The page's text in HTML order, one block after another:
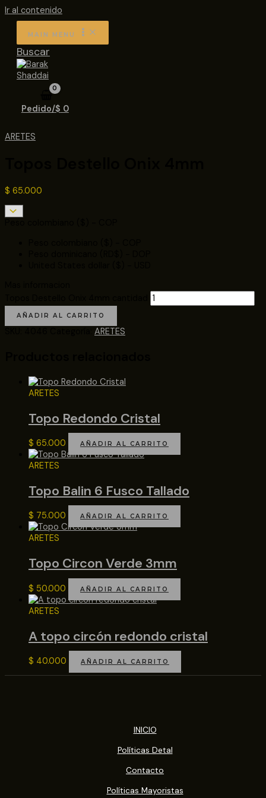
Ir al contenido
MAIN MENU
Buscar
Pedido/$ 0
ARETES
$ 65.000
AÑADIR AL CARRITO
ARETES
ARETES
Topo Redondo Cristal
$ 65.000 AÑADIR AL CARRITO
ARETES
Topo Balin 6 Fusco Tallado
$ 75.000 AÑADIR AL CARRITO
ARETES
Topo Circon Verde 3mm
$ 50.000 AÑADIR AL CARRITO
ARETES
A topo circón redondo cristal
$ 40.000 AÑADIR AL CARRITO
INICIO
Políticas Detal
Contacto
Políticas Mayoristas